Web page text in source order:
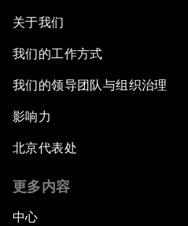
关于我们
我们的工作方式
我们的领导团队与组织治理
影响力
北京代表处
更多内容
中心